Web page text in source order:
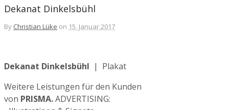
Dekanat Dinkelsbühl
By Christian Lüke on 15. Januar 2017
Dekanat Dinkelsbühl | Plakat
Weitere Leistungen für den Kunden
von PRISMA.ADVERTISING: